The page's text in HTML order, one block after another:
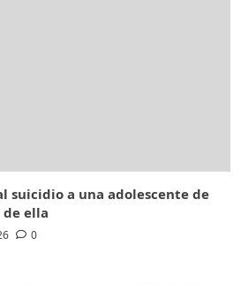
suicidio a una adolescente de
de ella
0